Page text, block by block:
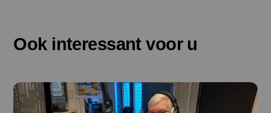
Ook interessant voor u